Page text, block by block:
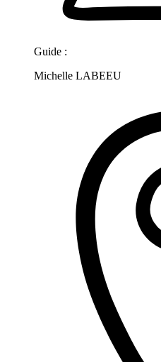
Guide :
Michelle LABEEU